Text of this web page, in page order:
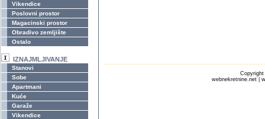
Vikendice
Poslovni prostor
Magacinski prostor
Obradivo zemljište
Ostalo
IZNAJMLJIVANJE
Stanovi
Sobe
Apartmani
Kuće
Garaže
Vikendice
webnekretnine.net |